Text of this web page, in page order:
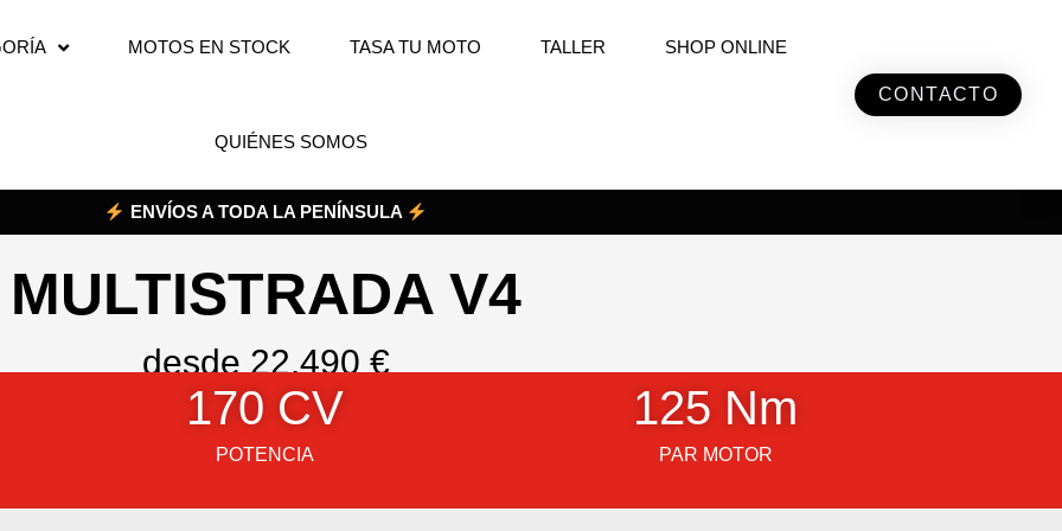
MOTOS EN STOCK TASA TU MOTO TALLER SHOP ONLINE
QUIÉNES SOMOS
CONTACTO
ENVÍOS A TODA LA PENÍNSULA
MULTISTRADA V4
desde 22.490 €
170 CV
POTENCIA
125 Nm
PAR MOTOR